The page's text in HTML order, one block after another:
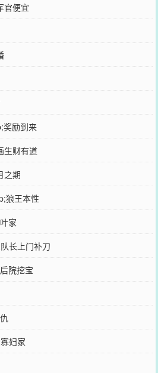
官便宜
奖励到来
生财有道
之期
狼王本性
家
长上门补刀
院挖宝
妇家